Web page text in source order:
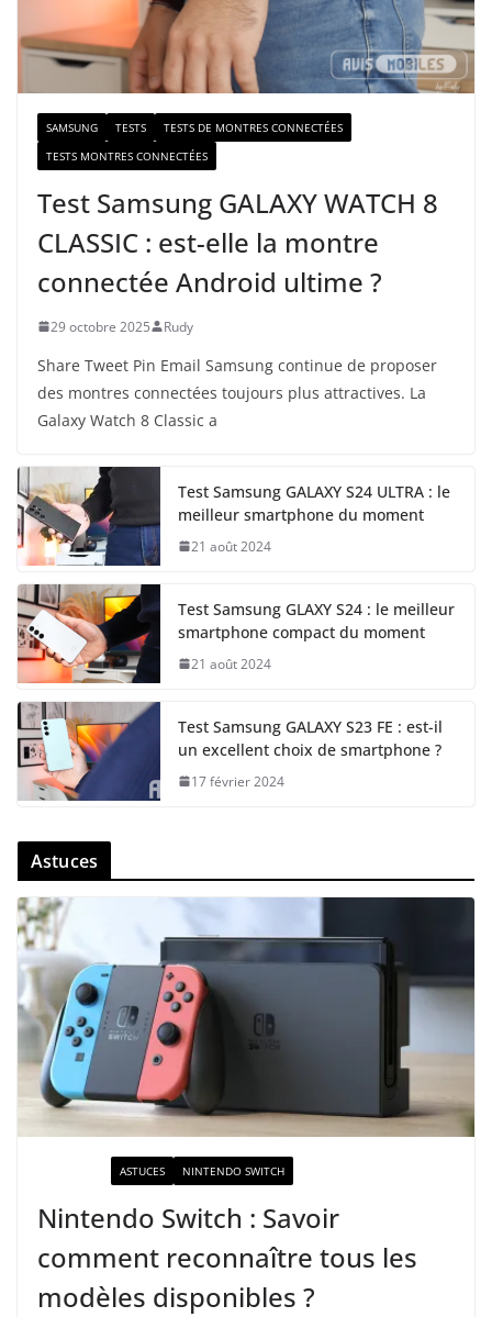
i
SAMSUNG TESTS
TESTS DE MONTRES CONNECTÉES
TESTS MONTRES CONNECTÉES
Test Samsung GALAXY WATCH 8
CLASSIC : est-elle la montre
connectée Android ultime ?
29 octobre 2025 Rudy
Share Tweet Pin Email Samsung continue de proposer
des montres connectées toujours plus attractives. La
Galaxy Watch 8 Classic a
Test Samsung GALAXY S24 ULTRA : le
meilleur smartphone du moment
21 août 2024
Test Samsung GLAXY S24 : le meilleur
smartphone compact du moment
21 août 2024
Test Samsung GALAXY S23 FE : est-il
un excellent choix de smartphone ?
17 février 2024
Astuces
ASTUCES NINTENDO SWITCH
Nintendo Switch : Savoir
comment reconnaître tous les
modèles disponibles ?